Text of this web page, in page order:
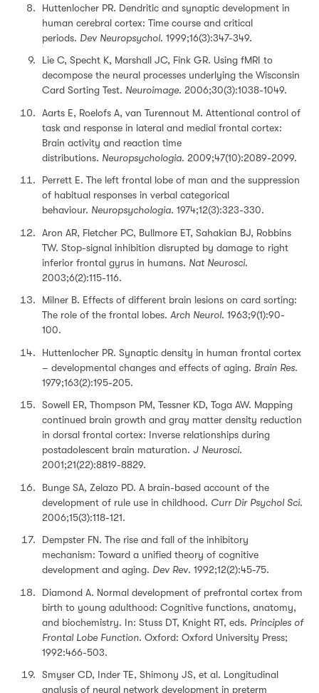
Huttenlocher PR. Dendritic and synaptic development in
human cerebral cortex: Time course and critical
periods. Dev Neuropsychol. 1999;16(3):347-349.
Lie C, Specht K, Marshall JC, Fink GR. Using fMRI to
decompose the neural processes underlying the Wisconsin
Card Sorting Test. Neuroimage. 2006;30(3):1038-1049.
Aarts E, Roelofs A, van Turennout M. Attentional control of
task and response in lateral and medial frontal cortex:
Brain activity and reaction time
distributions. Neuropsychologia. 2009;47(10):2089-2099.
Perrett E. The left frontal lobe of man and the suppression
of habitual responses in verbal categorical
behaviour. Neuropsychologia. 1974;12(3):323-330.
Aron AR, Fletcher PC, Bullmore ET, Sahakian BJ, Robbins
TW. Stop-signal inhibition disrupted by damage to right
inferior frontal gyrus in humans. Nat Neurosci.
2003;6(2):115-116.
Milner B. Effects of different brain lesions on card sorting:
The role of the frontal lobes. Arch Neurol. 1963;9(1):90-
100.
Huttenlocher PR. Synaptic density in human frontal cortex
– developmental changes and effects of aging. Brain Res.
1979;163(2):195-205.
Sowell ER, Thompson PM, Tessner KD, Toga AW. Mapping
continued brain growth and gray matter density reduction
in dorsal frontal cortex: Inverse relationships during
postadolescent brain maturation. J Neurosci.
2001;21(22):8819-8829.
Bunge SA, Zelazo PD. A brain-based account of the
development of rule use in childhood. Curr Dir Psychol Sci.
2006;15(3):118-121.
Dempster FN. The rise and fall of the inhibitory
mechanism: Toward a unified theory of cognitive
development and aging. Dev Rev. 1992;12(2):45-75.
Diamond A. Normal development of prefrontal cortex from
birth to young adulthood: Cognitive functions, anatomy,
and biochemistry. In: Stuss DT, Knight RT, eds. Principles of
Frontal Lobe Function. Oxford: Oxford University Press;
1992:466-503.
Smyser CD, Inder TE, Shimony JS, et al. Longitudinal
analysis of neural network development in preterm